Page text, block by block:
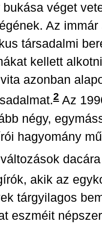
véget
Az
társadalmi
kellett
azonban
2 Az
négy,
hagyomány
akik az
tárgyilagos
eszméit